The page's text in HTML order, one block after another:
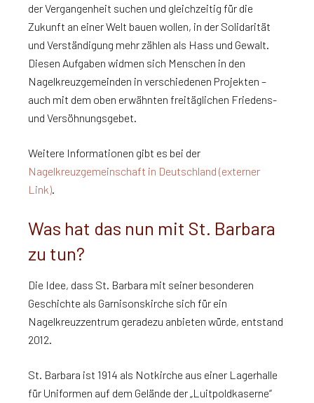
der Vergangenheit suchen und gleichzeitig für die
Zukunft an einer Welt bauen wollen, in der Solidarität
und Verständigung mehr zählen als Hass und Gewalt.
Diesen Aufgaben widmen sich Menschen in den
Nagelkreuzgemeinden in verschiedenen Projekten –
auch mit dem oben erwähnten freitäglichen Friedens-
und Versöhnungsgebet.
Weitere Informationen gibt es bei der
Nagelkreuzgemeinschaft in Deutschland (externer
Link).
Was hat das nun mit St. Barbara
zu tun?
Die Idee, dass St. Barbara mit seiner besonderen
Geschichte als Garnisonskirche sich für ein
Nagelkreuzzentrum geradezu anbieten würde, entstand
2012.
St. Barbara ist 1914 als Notkirche aus einer Lagerhalle
für Uniformen auf dem Gelände der „Luitpoldkaserne“